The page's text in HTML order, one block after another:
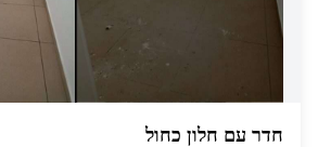
חדר עם חלון כחול